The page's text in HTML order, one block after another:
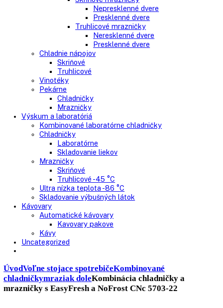
Gastro prevádzky
Kombinované chladničky
Chladničky
Nepresklenné dvere
Presklenné dvere
Mrazničky
Skriňové mrazničky
Truhlicové mrazničky
Chladnie nápojov
Skriňové
Truhlicové
Vinotéky
Pekárne
Chladničky
Mrazničky
Výskum a laboratóriá
Kombinované laboratórne chladničky
Chladničky
Laboratórne
Mrazničky
Truhlicové -45 °C
Ultra nízka teplota -86 °C
Skladovanie výbušných látok
Kávovary